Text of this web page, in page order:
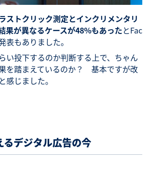
ラストクリック測定とインクリメンタリ
果が異なるケースが48%もあったとFac
もありました。
い投下するのか判断する上で、ちゃん
を踏まえているのか？ 基本ですが改
感じました。
デジタル広告の今